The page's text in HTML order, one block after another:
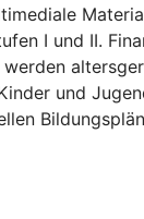
I und II.
und